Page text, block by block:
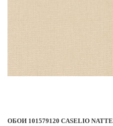
ОБОИ 101579120 CASELIO NATTE